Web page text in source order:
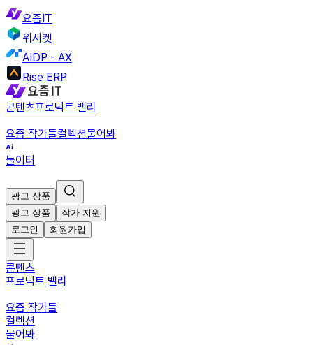
요즘IT
위시켓
AIDP - AX
Rise ERP
콘텐츠프로덕트 밸리
요즘 작가들컬렉션물어봐
놀이터
광고 상품
광고 상품
작가 지원
로그인
회원가입
콘텐츠
프로덕트 밸리
요즘 작가들
컬렉션
물어봐